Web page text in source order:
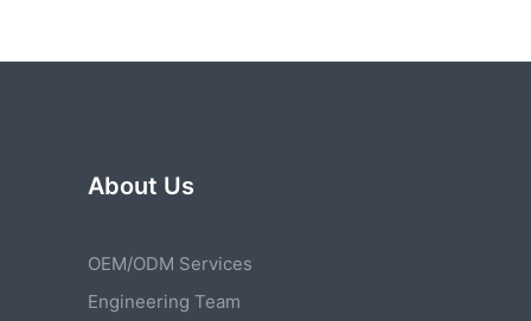
About Us
OEM/ODM Services
Engineering Team